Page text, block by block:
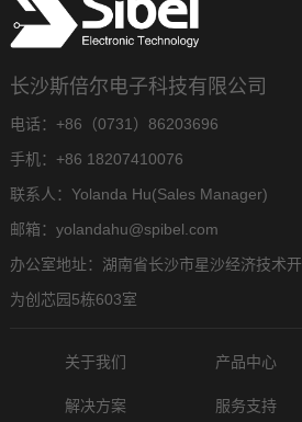
长沙斯倍尔电子科技有限公司
电话：+86（0731）86203696
手机：+86 18207410076
联系人：Yolanda Hu(Sales Manager)
邮箱：yolandahu@spibel.com
办公室地址：湖南省长沙市星沙经济技术
为创芯园5栋603室
关于我们 产品中心
解决方案 服务支持